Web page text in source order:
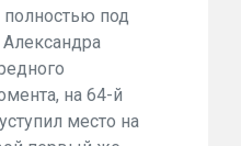
полностью под
на 64-й
место на